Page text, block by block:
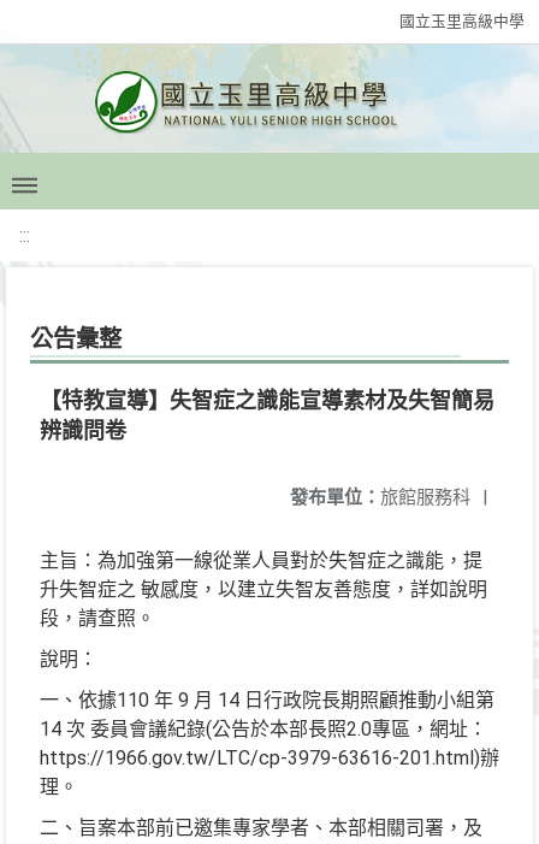
國立玉里高級中學
:::
公告彙整
【特教宣導】失智症之識能宣導素材及失智簡易
辨識問卷
發布單位： 旅館服務科 |
主旨：為加強第一線從業人員對於失智症之識能，提
升失智症之 敏感度，以建立失智友善態度，詳如說明
段，請查照。
說明：
一、依據110 年 9 月 14 日行政院長期照顧推動小組第
14 次 委員會議紀錄(公告於本部長照2.0專區，網址：
https://1966.gov.tw/LTC/cp-3979-63616-201.html)辦
理。
二、旨案本部前已邀集專家學者、本部相關司署，及